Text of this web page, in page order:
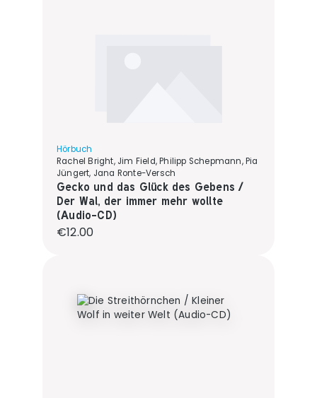
Hörbuch
Rachel Bright, Jim Field, Philipp Schepmann, Pia
Jüngert, Jana Ronte-Versch
Gecko und das Glück des Gebens /
Der Wal, der immer mehr wollte
(Audio-CD)
Regular price:
€12.00